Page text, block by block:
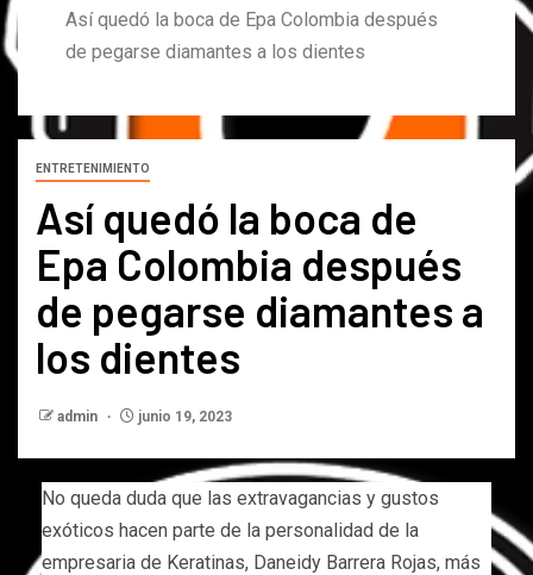
Así quedó la boca de Epa Colombia después
de pegarse diamantes a los dientes
ENTRETENIMIENTO
Así quedó la boca de
Epa Colombia después
de pegarse diamantes a
los dientes
admin junio 19, 2023
No queda duda que las extravagancias y gustos
exóticos hacen parte de la personalidad de la
empresaria de Keratinas, Daneidy Barrera Rojas, más